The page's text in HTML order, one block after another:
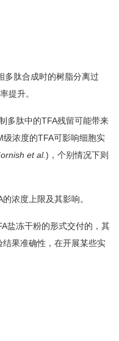
多肽合成时的树脂分离过
提升。
多肽中的TFA残留可能带来
浓度的TFA可影响细胞实
et al.)，个别情况下则
浓度上限及其影响。
盐冻干粉的形式交付的，其
果准确性，在开展某些实